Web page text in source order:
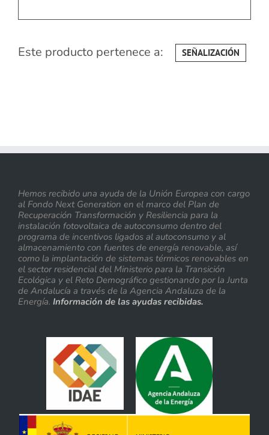
Este producto pertenece a: SEÑALIZACIÓN
Hemos recibido una ayuda de la Unión Europea con cargo
al Fondo Next Generation en el marco del Plan de
Recuperación Transformación y Resiliencia para la
instalación fotovoltaica de autoconsumo dentro del
programa de incentivos ligados al autoconsumo y al
almacenamiento con fuentes de energía renovable, así
como la implantación de sistemas térmicos renovables en
el sector residencial del Ministerio para la Transición
Ecológica y el Reto Demográfico gestionando por la Junta
de Andalucía a través de la Agencia Andaluza de la
Energía. Información de las ayudas recibidas.